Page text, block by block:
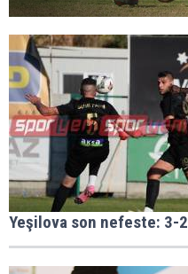
Yeşilova son nefeste: 3-2